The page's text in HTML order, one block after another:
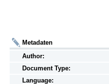
Metadaten
Author:
Document Type:
Language: